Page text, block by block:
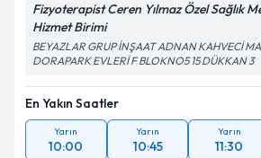
Fizyoterapist Ceren Yılmaz Özel Sağlık
Hizmet Birimi
BEYAZLAR GRUP İNŞAAT ADNAN KAHVECİ
DORAPARK EVLERİ F BLOKNO5 15 DÜKKAN 3
En Yakın Saatler
Yarın
10:00
Yarın
10:45
Yarın
11:30